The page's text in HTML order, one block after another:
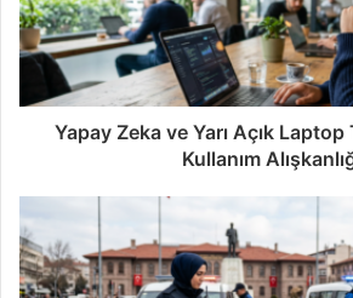
Yapay Zeka ve Yarı Açık
Kullanım